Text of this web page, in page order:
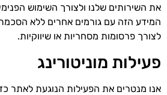
את השירותים שלנו ולצורך השימוש
המידע הזה עם גורמים אחרים ללא
לצורך פרסומות מסחריות או שיווקיות.
פעילות מוניטורינג
אנו מנטרים את הפעילות הנוגעת לאתר